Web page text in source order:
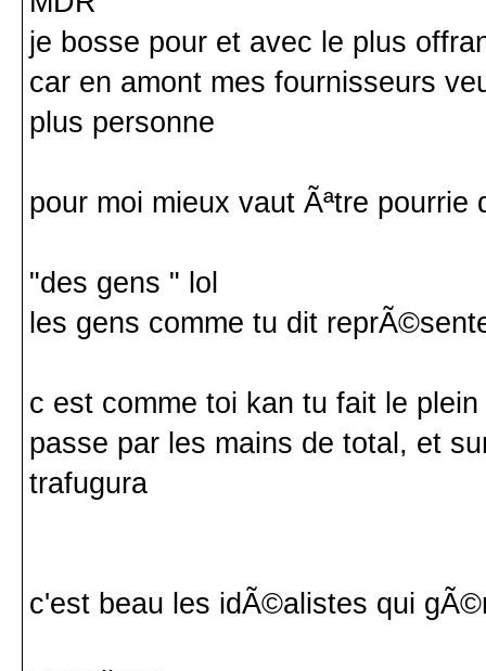
je bosse pour et avec le plus
car en amont mes fournisseurs
plus personne
pour moi mieux vaut Ãªtre pourrie
"des gens " lol
les gens comme tu dit
c est comme toi kan tu fait le
passe par les mains de total, et
trafugura
c'est beau les idÃ©alistes qui